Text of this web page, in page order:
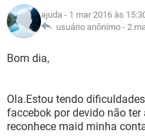
GUIA DE COMPRAS
INSTAGRAM
GUIA DE COMPRAS
CELULAR
OUTLOOK
INSTAGRAM
JOGOS
CELULAR
OUTLOOK
GUIA DE COMPRAS
GLOSSÁRIO
JOGOS
OUTLOOK
INSTAGRAM
ajuda - 1 mar 2016 às
usuário anônimo - 2
Bom dia,
Ola.Estou tendo
faccebok por devido não
reconhece maid minha